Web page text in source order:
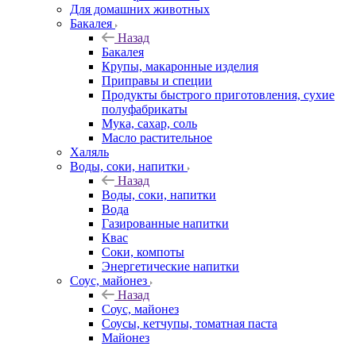
Для домашних животных
Бакалея
Назад
Бакалея
Крупы, макаронные изделия
Приправы и специи
Продукты быстрого приготовления, сухие
полуфабрикаты
Мука, сахар, соль
Масло растительное
Халяль
Воды, соки, напитки
Назад
Воды, соки, напитки
Вода
Газированные напитки
Квас
Соки, компоты
Энергетические напитки
Соус, майонез
Назад
Соус, майонез
Соусы, кетчупы, томатная паста
Майонез